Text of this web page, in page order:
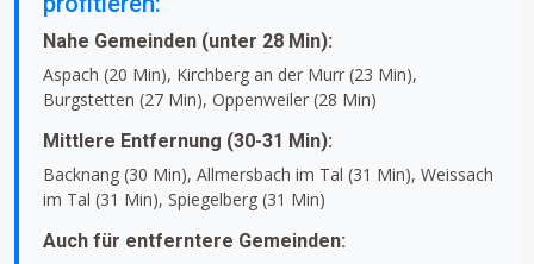
Nahe Gemeinden (unter 28 Min):
Aspach (20 Min), Kirchberg an der Murr (23 Min),
Burgstetten (27 Min), Oppenweiler (28 Min)
Mittlere Entfernung (30-31 Min):
Backnang (30 Min), Allmersbach im Tal (31 Min), Weissach
im Tal (31 Min), Spiegelberg (31 Min)
Auch für entferntere Gemeinden: